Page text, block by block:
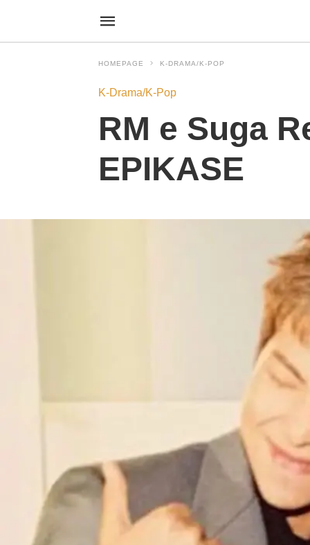
HOMEPAGE K-DRAMA/K-POP
K-Drama/K-Pop
RM e Suga
EPIKASE